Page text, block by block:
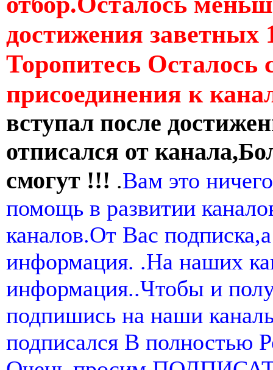
достижения заветных
Торопитесь Осталось
присоединения к
вступал после
отписался от
смогут !!! .Вам это
помощь в развитии
каналов.От Вас
информация. .На наших
информация..Чтобы и
подпишись на наши
подписался В полностью